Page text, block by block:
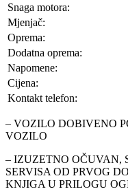
Snaga motora:
Mjenjač:
Oprema:
Dodatna oprema:
Napomene:
Cijena:
Kontakt telefon:
– VOZILO DOBIVENO
VOZILO
– IZUZETNO OČUVAN,
SERVISA OD PRVOG
KNJIGA U PRILOGU